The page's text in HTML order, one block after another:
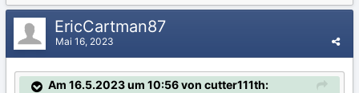
EricCartman87
Mai 16, 2023
Am 16.5.2023 um 10:56 von cutter111th: